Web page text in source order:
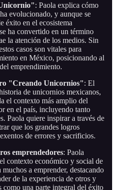
: Paola explica cómo
evolucionado, y aunque se
éxito en el ecosistema
ha convertido en un término
la atención de los medios. Sin
casos son vitales para
en México, posicionando al
emprendimiento​.
"Creando Unicornios": El
de unicornios mexicanos,
el contexto más amplio del
en el país, incluyendo tanto
Paola quiere inspirar a través de
que los grandes logros
de errores y sacrificios​.
emprendedores: Paola
contexto económico y social de
a emprender, destacando
de la experiencia de otros y
como una parte integral del éxito​